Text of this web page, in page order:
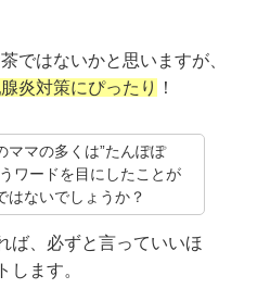
ではないかと思いますが、
炎対策にぴったり
！
ママの多くは”たんぽぽ
ワードを目にしたことが
はないでしょうか？
ば、必ずと言っていいほ
します。